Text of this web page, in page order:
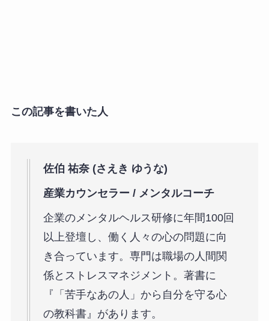
この記事を書いた人
佐伯 祐奈 (さえき ゆうな)
産業カウンセラー / メンタルコーチ
企業のメンタルヘルス研修に年間100回
以上登壇し、働く人々の心の問題に向
き合っています。専門は職場の人間関
係とストレスマネジメント。著書に
『「苦手なあの人」から自分を守る心
の教科書』があります。